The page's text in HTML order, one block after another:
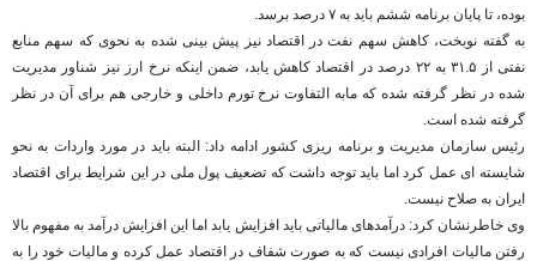
بوده، تا پایان برنامه ششم باید به ۷ درصد برسد.
به گفته نوبخت، کاهش سهم نفت در اقتصاد نیز پیش بینی شده به نحوی که سهم منابع
نفتی از ۳۱.۵ به ۲۲ درصد در اقتصاد کاهش یابد، ضمن اینکه نرخ ارز نیز شناور مدیریت
شده در نظر گرفته شده که مابه التفاوت نرخ تورم داخلی و خارجی هم برای آن در نظر
گرفته شده است.
رئیس سازمان مدیریت و برنامه ریزی کشور ادامه داد: البته باید در مورد واردات به نحو
شایسته ای عمل کرد اما باید توجه داشت که تضعیف پول ملی در این شرایط برای اقتصاد
ایران به صلاح نیست.
وی خاطرنشان کرد: درآمدهای مالیاتی باید افزایش یابد اما این افزایش درآمد به مفهوم بالا
رفتن مالیات افرادی نیست که به صورت شفاف در اقتصاد عمل کرده و مالیات خود را به